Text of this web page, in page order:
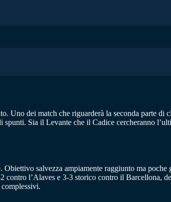
Uno dei match che riguarderà la seconda parte di
Sia il Levante che il Cadice cercheranno
salvezza ampiamente raggiunto ma
l’Alaves e 3-3 storico contro il Barcellona,